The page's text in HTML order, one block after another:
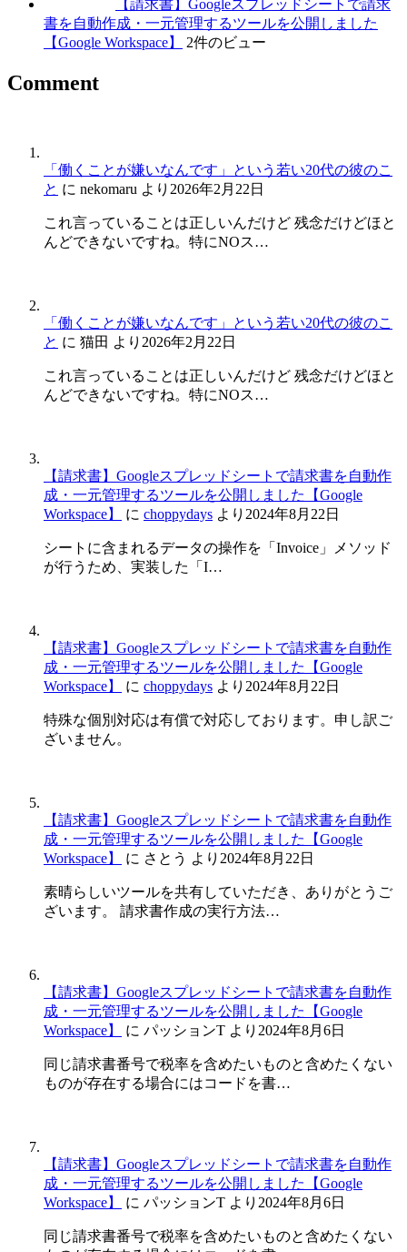
【請求書】Googleスプレッドシートで請求
書を自動作成・一元管理するツールを公開しました
【Google Workspace】
2件のビュー
Comment
「働くことが嫌いなんです」という若い20代の彼のこ
と に nekomaru より 2026年2月22日
これ言っていることは正しいんだけど 残念だけどほと
んどできないですね。特にNOス…
「働くことが嫌いなんです」という若い20代の彼のこ
と に 猫田 より 2026年2月22日
これ言っていることは正しいんだけど 残念だけどほと
んどできないですね。特にNOス…
【請求書】Googleスプレッドシートで請求書を自動作
成・一元管理するツールを公開しました【Google
Workspace】
に choppydays より 2024年8月22日
シートに含まれるデータの操作を「Invoice」メソッド
が行うため、実装した「I…
【請求書】Googleスプレッドシートで請求書を自動作
成・一元管理するツールを公開しました【Google
Workspace】
に choppydays より 2024年8月22日
特殊な個別対応は有償で対応しております。申し訳ご
ざいません。
【請求書】Googleスプレッドシートで請求書を自動作
成・一元管理するツールを公開しました【Google
Workspace】
に さとう より 2024年8月22日
素晴らしいツールを共有していただき、ありがとうご
ざいます。 請求書作成の実行方法…
【請求書】Googleスプレッドシートで請求書を自動作
成・一元管理するツールを公開しました【Google
Workspace】
に パッションT より 2024年8月6日
同じ請求書番号で税率を含めたいものと含めたくない
ものが存在する場合にはコードを書…
【請求書】Googleスプレッドシートで請求書を自動作
成・一元管理するツールを公開しました【Google
Workspace】
に パッションT より 2024年8月6日
同じ請求書番号で税率を含めたいものと含めたくない